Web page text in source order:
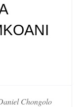
Chongolo